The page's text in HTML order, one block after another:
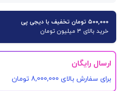
۵۰۰,۰۰۰ تومان تخفیف با دیجی پی
خرید بالای 3 میلیون تومان
ارسال رایگان
برای سفارش‌ بالای 8,000,000 تومان